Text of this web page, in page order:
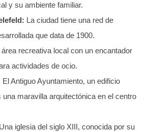
y su ambiente familiar.
La ciudad tiene una red de
que data de 1900.
área recreativa local con un encantador
actividades de ocio.
El Antiguo Ayuntamiento, un edificio
una maravilla arquitectónica en el centro
Una iglesia del siglo XIII, conocida por su